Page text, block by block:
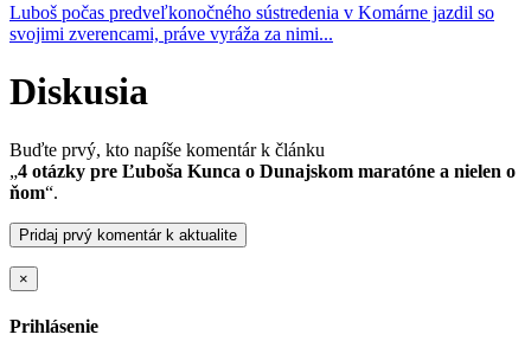
Luboš počas predveľkonočného sústredenia v Komárne jazdil so
svojimi zverencami, práve vyráža za nimi...
Diskusia
Buďte prvý, kto napíše komentár k článku
„4 otázky pre Ľuboša Kunca o Dunajskom maratóne a nielen o
ňom“.
Pridaj prvý komentár k aktualite
×
Prihlásenie